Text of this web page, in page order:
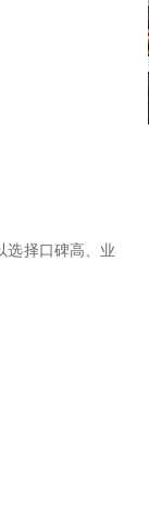
选择口碑高、业